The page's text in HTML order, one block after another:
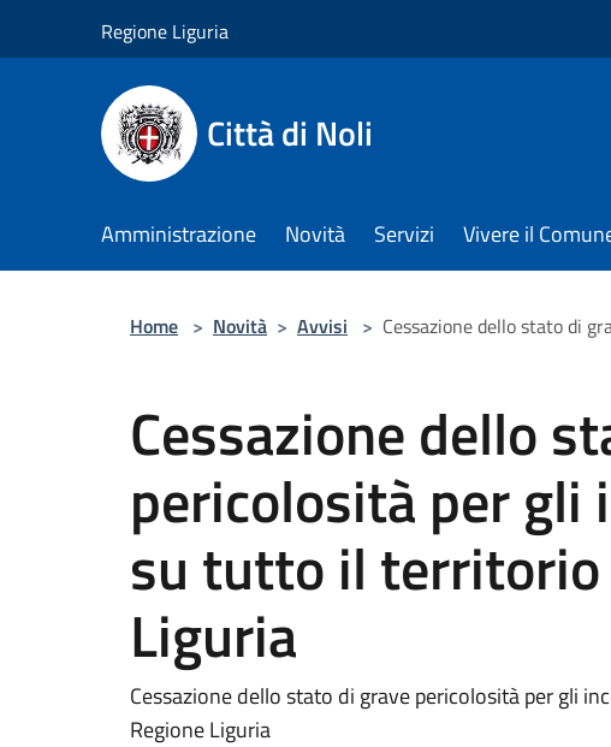
Regione Liguria
Città di Noli
Amministrazione Novità Servizi Vivere il
Home > Novità > Avvisi > Cessazione dello stato di
Cessazione dello
pericolosità per gli
su tutto il territorio
Liguria
Cessazione dello stato di grave pericolosità per gli
Regione Liguria